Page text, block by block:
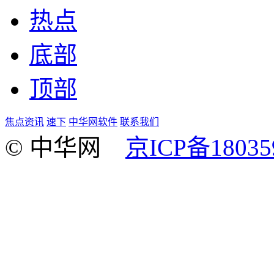
热点
底部
顶部
焦点资讯 速下 中华网软件 联系我们
© 中华网 京ICP备